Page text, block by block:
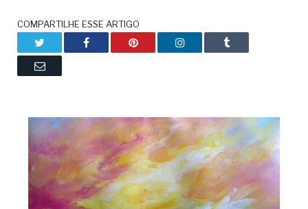
COMPARTILHE ESSE ARTIGO
Facebook Pinterest LinkedIn Tumblr
Email